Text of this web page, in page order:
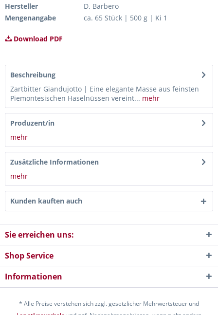
Hersteller
D. Barbero
Mengenangabe
ca. 65 Stück | 500 g | Ki 1
Download PDF
Beschreibung
Zartbitter Giandujotto | Eine elegante Masse aus feinsten
Piemontesischen Haselnüssen vereint... mehr
Produzent/in
mehr
Zusätzliche Informationen
mehr
Kunden kauften auch
Sie erreichen uns:
Shop Service
Informationen
* Alle Preise verstehen sich zzgl. gesetzlicher Mehrwertsteuer und